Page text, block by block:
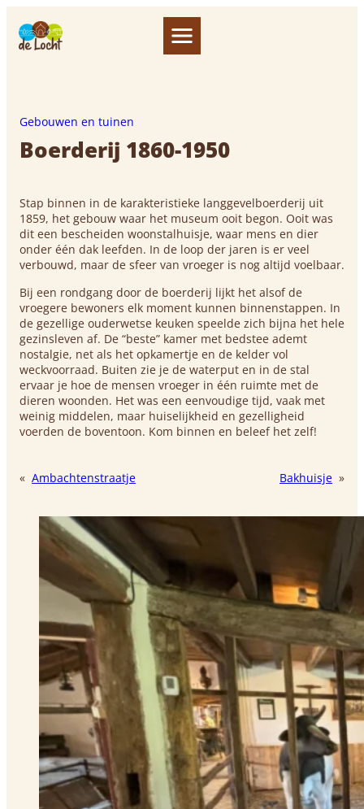
Gebouwen en tuinen
Boerderij 1860-1950
Stap binnen in de karakteristieke langgevelboerderij uit
1859, het gebouw waar het museum ooit begon. Ooit was
dit een bescheiden woonstalhuisje, waar mens en dier
onder één dak leefden. In de loop der jaren is er veel
verbouwd, maar de sfeer van vroeger is nog altijd voelbaar.
Bij een rondgang door de boerderij lijkt het alsof de
vroegere bewoners elk moment kunnen binnenstappen. In
de gezellige ouderwetse keuken speelde zich bijna het hele
gezinsleven af. De “beste” kamer met bedstee ademt
nostalgie, net als het opkamertje en de kelder vol
weckvoorraad. Buiten zie je de waterput en in de stal
ervaar je hoe de mensen vroeger in één ruimte met de
dieren woonden. Het was een eenvoudige tijd, vaak met
weinig middelen, maar huiselijkheid en gezelligheid
voerden de boventoon. Kom binnen en beleef het zelf!
« Ambachtenstraatje Bakhuisje »